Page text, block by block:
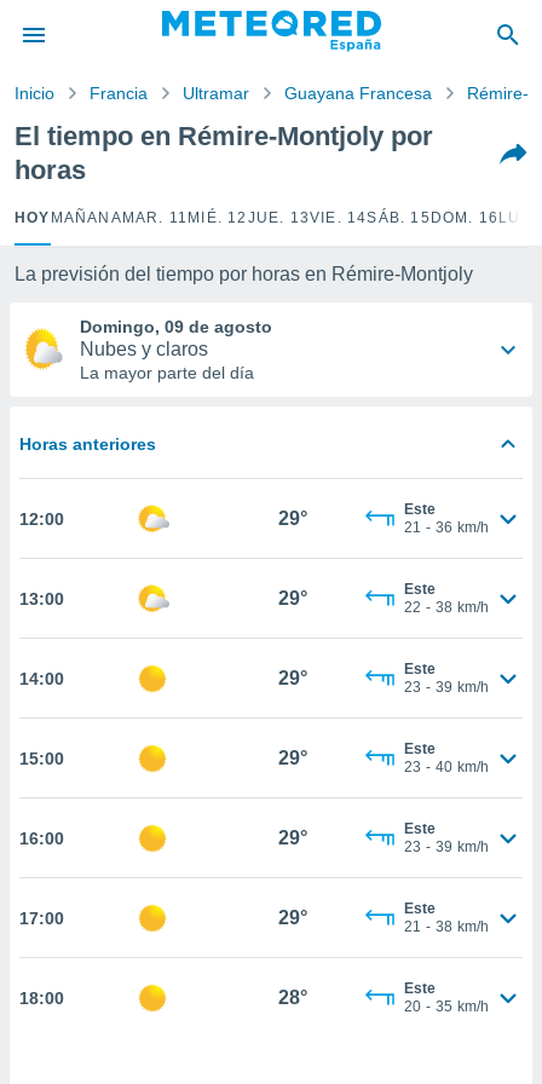
por
para
la
calidad.
a este
las
y
forma
basada
permite
coste.
botón
a la
todas
ya sean
nos
en
perfil
y
CONTINUAR
Inicio Francia Ultramar Guayana Francesa Rémire-
El tiempo en Rémire-Montjoly por
horas
HOY MAÑANA MAR. 11 MIÉ. 12 JUE. 13VIE. 14SÁB. 15 DOM. 16
La previsión del tiempo por horas en Rémire-Montjoly
Domingo, 09 de agosto
Nubes y claros
La mayor parte del día
Horas anteriores
12:00 29°
Este
21 - 36 km/h
13:00 29°
Este
22 - 38 km/h
14:00 29°
Este
23 - 39 km/h
15:00 29°
Este
23 - 40 km/h
16:00 29°
Este
23 - 39 km/h
17:00 29°
Este
21 - 38 km/h
18:00 28°
Este
20 - 35 km/h